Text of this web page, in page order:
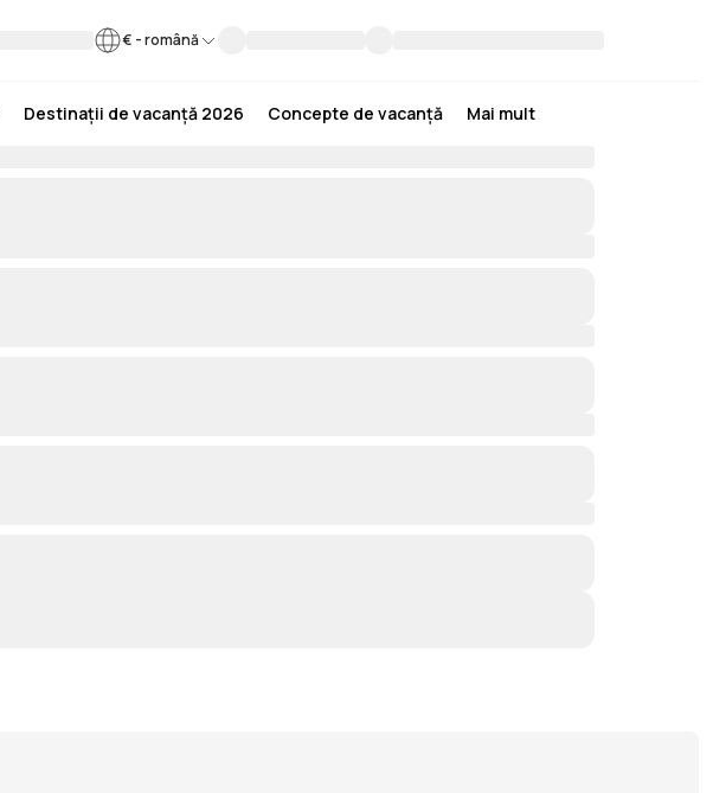
€ -română
Destinații de vacanță 2026 Concepte de vacanță Mai mult